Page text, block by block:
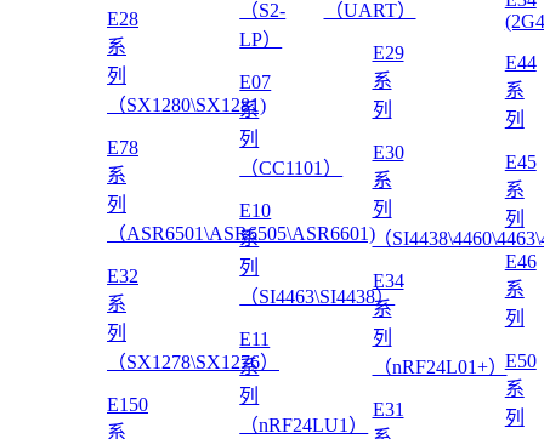
E28
系
列
（SX1280\SX1281)
E78
系
列
（ASR6501\ASR6505\ASR6601)
E32
系
列
（SX1278\SX1276）
E150
系
（S2-
LP）
E07
系
列
（CC1101）
E10
系
列
（SI4463\SI4438）
E11
系
列
（nRF24LU1）
（UART）
E29
系
列
E30
系
列
（
E34
系
列
（nRF24L01+）
E31
E44
系
列
E45
系
列
E46
系
列
E50
系
列